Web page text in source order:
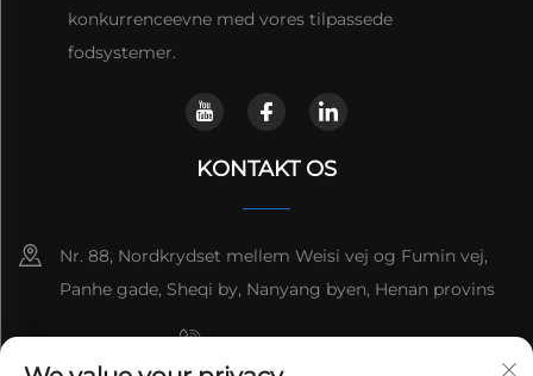
konkurrenceevne med vores tilpassede
fodsystemer.
KONTAKT OS
Nr. 88, Nordkrydset mellem Weisi vej og Fumin vej,
Panhe gade, Sheqi by, Nanyang byen, Henan provins
+8615993153189